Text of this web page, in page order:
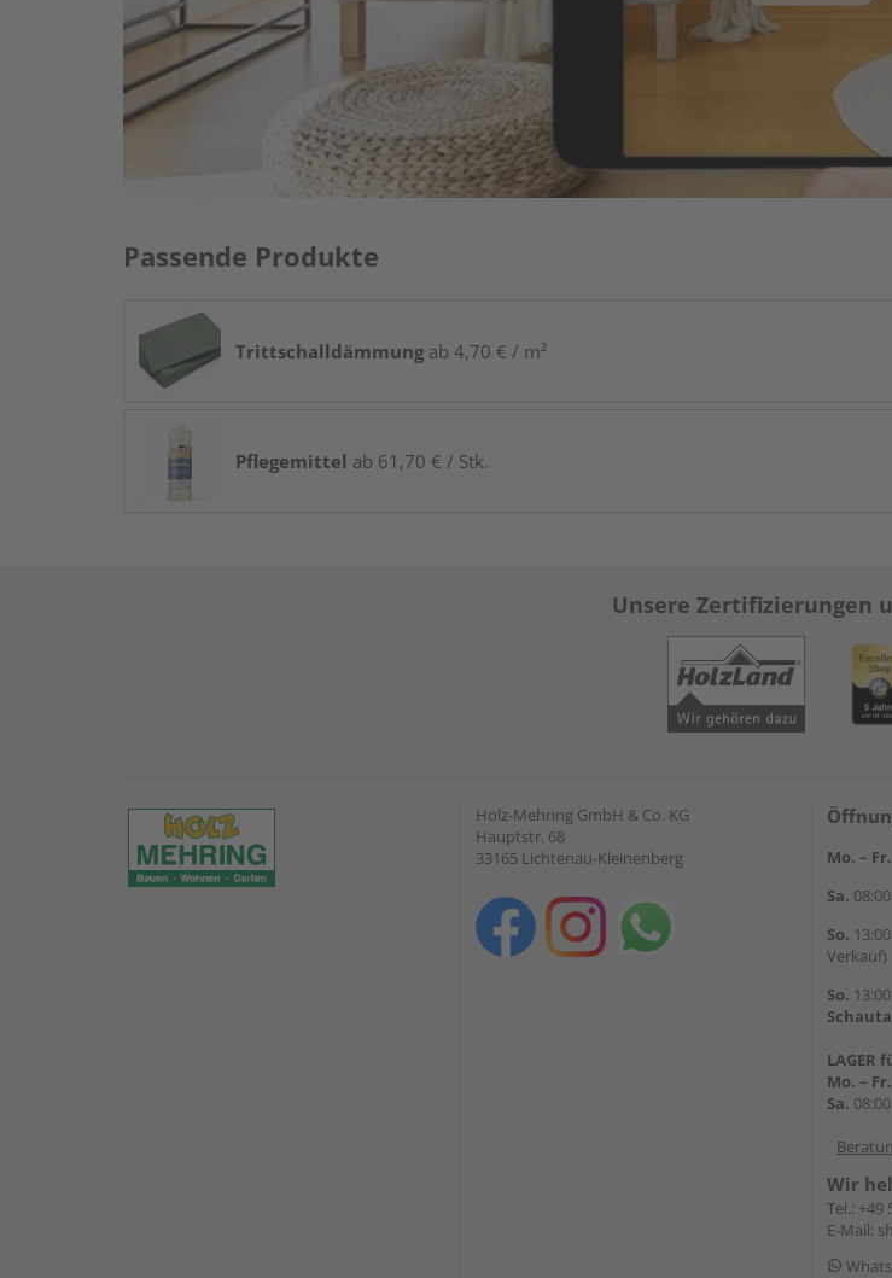
Passende Produkte
Trittschalldämmung ab 4,70 € / m²
Pflegemittel ab 61,70 € / Stk.
Unsere Zertifizierungen
Holz-Mehring GmbH & Co. KG
Hauptstr. 68
33165 Lichtenau-Kleinenberg
Mo. – Fr.
Sa.
So.
Verkauf)
So.
LAGER
Mo. – Fr.
Sa.
Wir
Tel.: +49
E-Mail: